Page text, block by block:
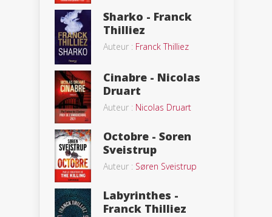
Sharko - Franck
Thilliez
Auteur : Franck Thilliez
Cinabre - Nicolas
Druart
Auteur : Nicolas Druart
Octobre - Soren
Sveistrup
Auteur : Søren Sveistrup
Labyrinthes -
Franck Thilliez